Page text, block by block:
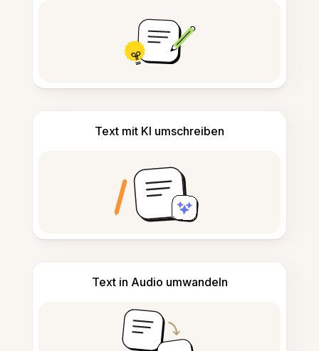
Text mit KI umschreiben
Text in Audio umwandeln